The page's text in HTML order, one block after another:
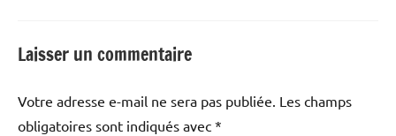
Laisser un commentaire
Votre adresse e-mail ne sera pas publiée. Les champs
obligatoires sont indiqués avec *